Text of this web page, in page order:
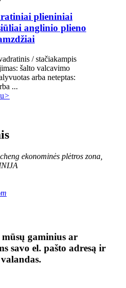
plieniniai
anglinio plieno
/ stačiakampis
šalto valcavimo
arba neteptas:
...
>
ekonominės plėtros zona,
gaminius ar
savo el. pašto adresą ir